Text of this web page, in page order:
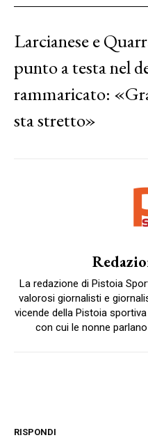
Larcianese e
punto a testa nel
rammaricato:
sta stretto»
La redazione di Pistoia
valorosi giornalisti e
vicende della Pistoia
con cui le nonne
RISPONDI